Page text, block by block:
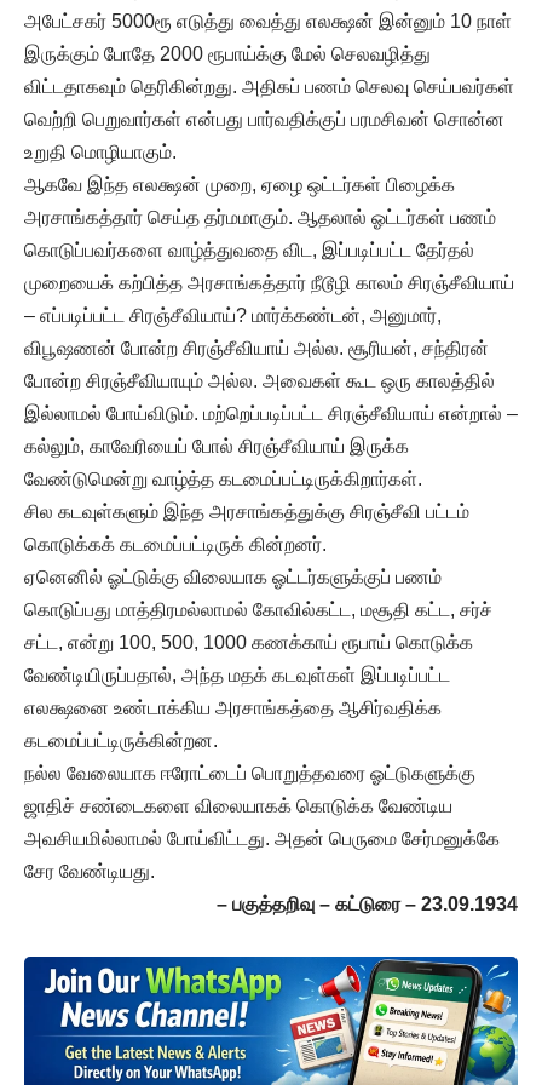
அபேட்சகர் 5000ரூ எடுத்து வைத்து எலக்ஷன் இன்னும் 10 நாள்
இருக்கும் போதே 2000 ரூபாய்க்கு மேல் செலவழித்து
விட்டதாகவும் தெரிகின்றது. அதிகப் பணம் செலவு செய்பவர்கள்
வெற்றி பெறுவார்கள் என்பது பார்வதிக்குப் பரமசிவன் சொன்ன
உறுதி மொழியாகும்.
ஆகவே இந்த எலக்ஷன் முறை, ஏழை ஒட்டர்கள் பிழைக்க
அரசாங்கத்தார் செய்த தர்மமாகும். ஆதலால் ஓட்டர்கள் பணம்
கொடுப்பவர்களை வாழ்த்துவதை விட, இப்படிப்பட்ட தேர்தல்
முறையைக் கற்பித்த அரசாங்கத்தார் நீடூழி காலம் சிரஞ்சீவியாய்
– எப்படிப்பட்ட சிரஞ்சீவியாய்? மார்க்கண்டன், அனுமார்,
விபூஷணன் போன்ற சிரஞ்சீவியாய் அல்ல. சூரியன், சந்திரன்
போன்ற சிரஞ்சீவியாயும் அல்ல. அவைகள் கூட ஒரு காலத்தில்
இல்லாமல் போய்விடும். மற்றெப்படிப்பட்ட சிரஞ்சீவியாய் என்றால் –
கல்லும், காவேரியைப் போல் சிரஞ்சீவியாய் இருக்க
வேண்டுமென்று வாழ்த்த கடமைப்பட்டிருக்கிறார்கள்.
சில கடவுள்களும் இந்த அரசாங்கத்துக்கு சிரஞ்சீவி பட்டம்
கொடுக்கக் கடமைப்பட்டிருக் கின்றனர்.
ஏனெனில் ஓட்டுக்கு விலையாக ஓட்டர்களுக்குப் பணம்
கொடுப்பது மாத்திரமல்லாமல் கோவில்கட்ட, மசூதி கட்ட, சர்ச்
சட்ட, என்று 100, 500, 1000 கணக்காய் ரூபாய் கொடுக்க
வேண்டியிருப்பதால், அந்த மதக் கடவுள்கள் இப்படிப்பட்ட
எலக்ஷனை உண்டாக்கிய அரசாங்கத்தை ஆசிர்வதிக்க
கடமைப்பட்டிருக்கின்றன.
நல்ல வேலையாக ஈரோட்டைப் பொறுத்தவரை ஓட்டுகளுக்கு
ஜாதிச் சண்டைகளை விலையாகக் கொடுக்க வேண்டிய
அவசியமில்லாமல் போய்விட்டது. அதன் பெருமை சேர்மனுக்கே
சேர வேண்டியது.
– பகுத்தறிவு – கட்டுரை – 23.09.1934